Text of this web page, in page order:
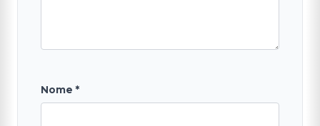
Nome *